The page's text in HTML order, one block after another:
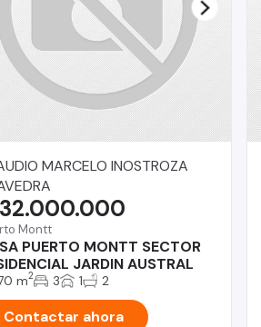
MARCELO INOSTROZA
Montt
PUERTO MONTT SECTOR
JARDIN AUSTRAL
m2 3 1 2
Contactar ahora